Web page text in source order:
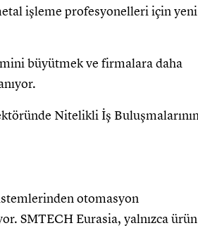
işleme profesyonelleri için yeni
büyütmek ve firmalara daha
otomasyon
SMTECH Eurasia, yalnızca ürün